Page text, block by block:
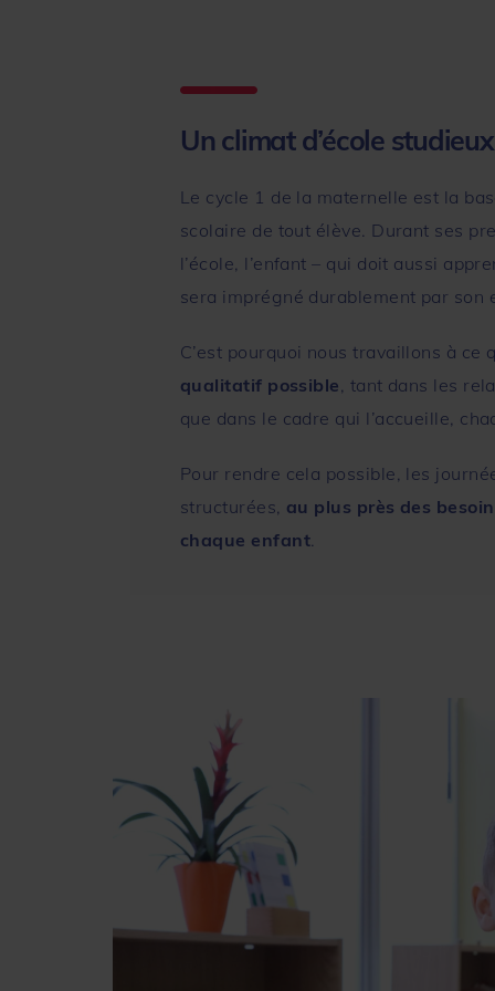
Un climat d’école
Le cycle 1 de la maternelle est la
scolaire de tout élève. Durant ses
l’école, l’enfant – qui doit aussi
sera imprégné durablement par son
C’est pourquoi nous travaillons à
qualitatif possible , tant dans les
que dans le cadre qui l’accueille,
Pour rendre cela possible, les
structurées, au plus près des
chaque enfant.